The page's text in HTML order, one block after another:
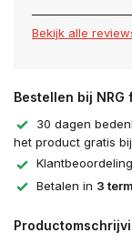
Bekijk alle
Bestellen bij NRG
30 dagen
het product gratis
Klantbeoordeling
Betalen in 3